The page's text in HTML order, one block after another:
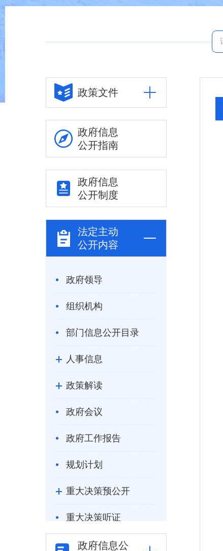
政策文件
政府信息
公开指南
政府信息
公开制度
法定主动
公开内容
政府领导
组织机构
部门信息公开目录
人事信息
政策解读
政府会议
政府工作报告
规划计划
重大决策预公开
重大决策听证
统计信息
政府信息公